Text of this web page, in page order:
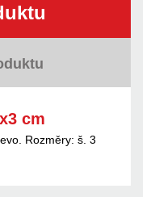
cm
Rozměry: š. 3